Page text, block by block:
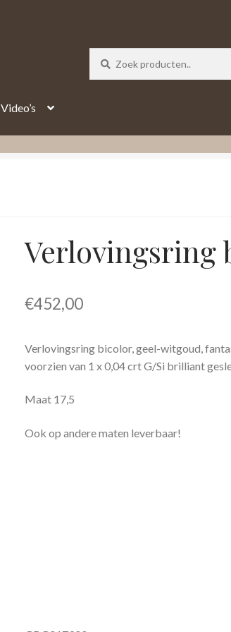
Video’s
Verlovingsring
€452,00
Verlovingsring bicolor, geel-witgoud,
voorzien van 1 x 0,04 crt G/Si brilliant
Maat 17,5
Ook op andere maten leverbaar!